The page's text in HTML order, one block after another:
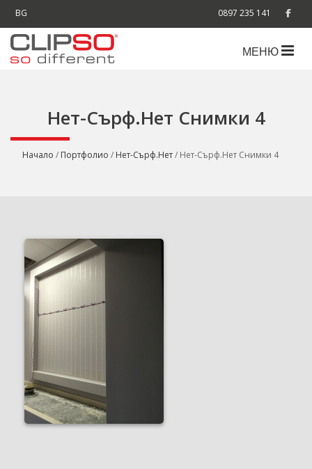
0897 235 141
BG
МЕНЮ
Нет-Сърф.Нет Снимки 4
Начало / Портфолио / Нет-Сърф.Нет/ Нет-Сърф.Нет Снимки 4